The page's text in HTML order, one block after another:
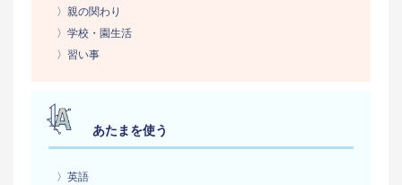
〉親の関わり
〉学校・園生活
〉習い事
あたまを使う
〉英語